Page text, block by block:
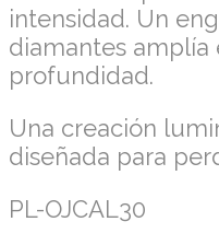
intensidad. Un
diamantes
profundidad.
Una creación
diseñada para
PL-OJCAL30